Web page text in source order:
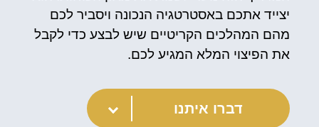
יצייד אתכם באסטרטגיה הנכונה ויסביר לכם
מהם המהלכים הקריטיים שיש לבצע כדי לקבל
את הפיצוי המלא המגיע לכם.
דברו איתנו